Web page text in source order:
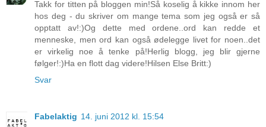
Takk for titten på bloggen min!Så koselig å kikke innom her
hos deg - du skriver om mange tema som jeg også er så
opptatt av!:)Og dette med ordene..ord kan redde et
menneske, men ord kan også ødelegge livet for noen..det
er virkelig noe å tenke på!Herlig blogg, jeg blir gjerne
følger!:)Ha en flott dag videre!Hilsen Else Britt:)
Svar
Fabelaktig 14. juni 2012 kl. 15:54